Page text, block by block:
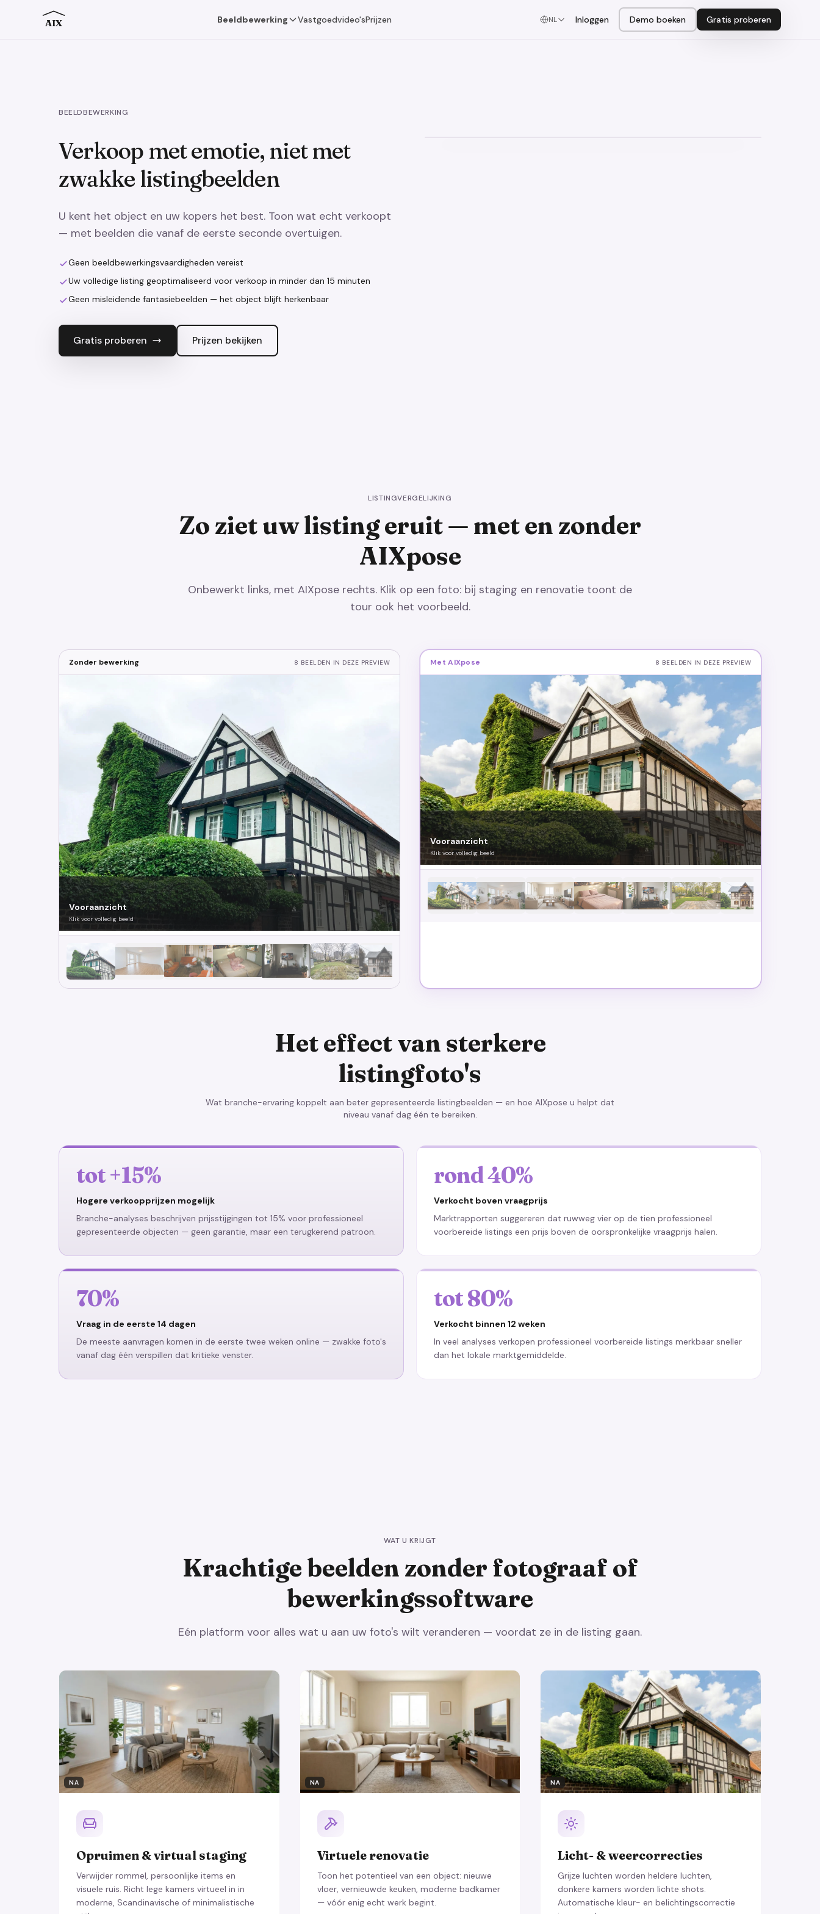
AIX Beeldbewerking Vastgoedvideo'sPrijzen NL Inloggen Demo boeken Gratis proberen
BEELDBEWERKING
Verkoop met emotie, niet met
zwakke listingbeelden
U kent het object en uw kopers het best. Toon wat echt verkoopt
— met beelden die vanaf de eerste seconde overtuigen.
Geen beeldbewerkingsvaardigheden vereist
Uw volledige listing geoptimaliseerd voor verkoop in minder dan 15 minuten
Geen misleidende fantasiebeelden — het object blijft herkenbaar
Gratis proberen Prijzen bekijken
LISTINGVERGELIJKING
Zo ziet uw listing eruit — met en zonder
AIXpose
Onbewerkt links, met AIXpose rechts. Klik op een foto: bij staging en renovatie toont de
tour ook het voorbeeld.
Zonder bewerking 8 BEELDEN IN DEZE PREVIEW
Vooraanzicht
Klik voor volledig beeld
Met AIXpose 8 BEELDEN IN DEZE PREVIEW
Vooraanzicht
Klik voor volledig beeld
Het effect van sterkere
listingfoto's
Wat branche-ervaring koppelt aan beter gepresenteerde listingbeelden — en hoe AIXpose u helpt dat
niveau vanaf dag één te bereiken.
tot +15%
Hogere verkoopprijzen mogelijk
Branche-analyses beschrijven prijsstijgingen tot 15% voor professioneel
gepresenteerde objecten — geen garantie, maar een terugkerend patroon.
rond 40%
Verkocht boven vraagprijs
Marktrapporten suggereren dat ruwweg vier op de tien professioneel
voorbereide listings een prijs boven de oorspronkelijke vraagprijs halen.
70%
Vraag in de eerste 14 dagen
De meeste aanvragen komen in de eerste twee weken online — zwakke foto's
vanaf dag één verspillen dat kritieke venster.
tot 80%
Verkocht binnen 12 weken
In veel analyses verkopen professioneel voorbereide listings merkbaar sneller
dan het lokale marktgemiddelde.
WAT U KRIJGT
Krachtige beelden zonder fotograaf of
bewerkingssoftware
Eén platform voor alles wat u aan uw foto's wilt veranderen — voordat ze in de listing gaan.
NA
Opruimen & virtual staging
Verwijder rommel, persoonlijke items en
visuele ruis. Richt lege kamers virtueel in in
moderne, Scandinavische of minimalistische
NA
Virtuele renovatie
Toon het potentieel van een object: nieuwe
vloer, vernieuwde keuken, moderne badkamer
— vóór enig echt werk begint.
NA
Licht- & weercorrecties
Grijze luchten worden heldere luchten,
donkere kamers worden lichte shots.
Automatische kleur- en belichtingscorrectie